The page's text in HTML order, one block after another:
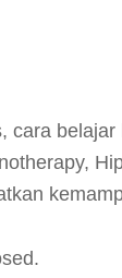
, cara belajar
,